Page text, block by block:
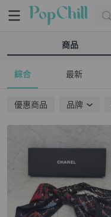
商品
綜合 最新
優惠商品 品牌